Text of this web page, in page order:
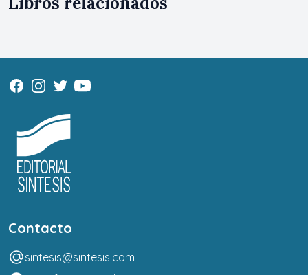
Contacto
sintesis@sintesis.com